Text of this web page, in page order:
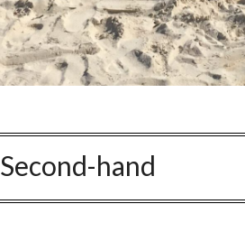
Second-hand